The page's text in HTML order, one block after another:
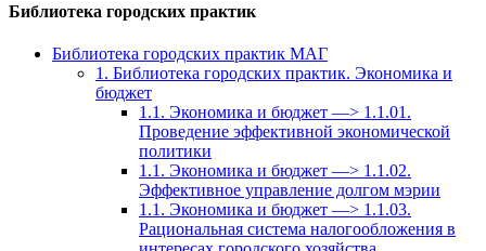
Библиотека городских практик
Библиотека городских практик МАГ
1. Библиотека городских практик. Экономика и
бюджет
1.1. Экономика и бюджет —> 1.1.01.
Проведение эффективной экономической
политики
1.1. Экономика и бюджет —> 1.1.02.
Эффективное управление долгом мэрии
1.1. Экономика и бюджет —> 1.1.03.
Рациональная система налогообложения в